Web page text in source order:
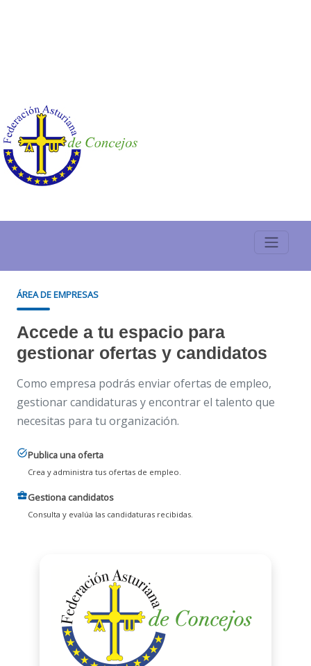
ÁREA DE EMPRESAS
Accede a tu espacio para
gestionar ofertas y candidatos
Como empresa podrás enviar ofertas de empleo,
gestionar candidaturas y encontrar el talento que
necesitas para tu organización.
task_altPublica una oferta
Crea y administra tus ofertas de empleo.
business_centerGestiona candidatos
Consulta y evalúa las candidaturas recibidas.